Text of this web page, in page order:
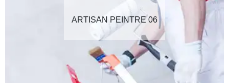
ARTISAN PEINTRE 06